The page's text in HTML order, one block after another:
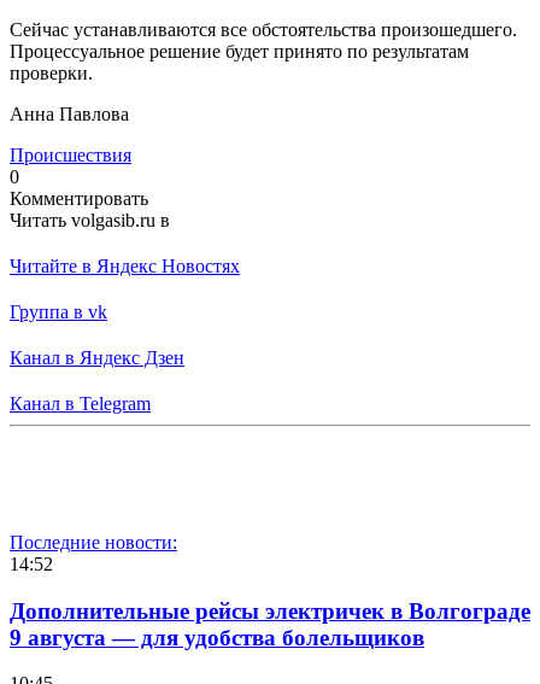
Сейчас устанавливаются все обстоятельства произошедшего.
Процессуальное решение будет принято по результатам
проверки.
Анна Павлова
Происшествия
0
Комментировать
Читать volgasib.ru в
Читайте в Яндекс Новостях
Группа в vk
Канал в Яндекс Дзен
Канал в Telegram
Последние новости:
14:52
Дополнительные рейсы электричек в Волгограде
9 августа — для удобства болельщиков